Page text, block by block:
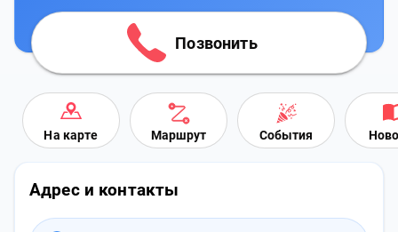
Позвонить
На карте Маршрут События
Адрес и контакты